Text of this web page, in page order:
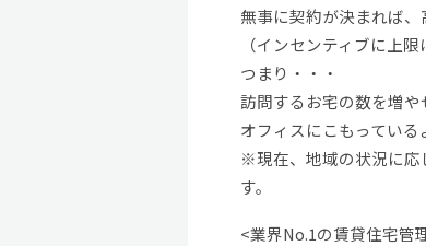
無事に契約が決まれば
（インセンティブに上
つまり・・・
訪問するお宅の数を増
オフィスにこもっている
※現在、地域の状況に応
す。
<業界No.1の賃貸住宅管